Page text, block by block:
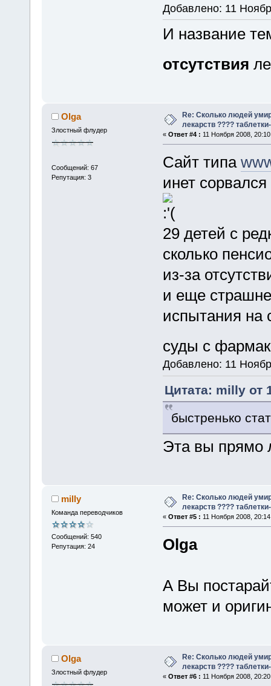
Добавлено: 11
И название
отсутствия
Olga
Злостный флудер
Сообщений: 67
Репутация: 3
Re: Сколько людей
лекарств ????
« Ответ #4 : 11 Ноября 2008,
Сайт типа
инет
29 детей с
сколько
из-за
и еще
испытания на
суды с
Добавлено: 11
Цитата: milly от
быстренько
Эта вы прямо
milly
Команда переводчиков
Сообщений: 540
Репутация: 24
Re: Сколько людей
лекарств ????
« Ответ #5 : 11 Ноября 2008,
Olga
А Вы
может и
Olga
Злостный флудер
Re: Сколько людей
лекарств ????
« Ответ #6 : 11 Ноября 2008,